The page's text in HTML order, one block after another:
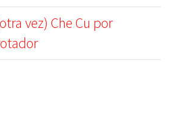
vez) Che Cu por